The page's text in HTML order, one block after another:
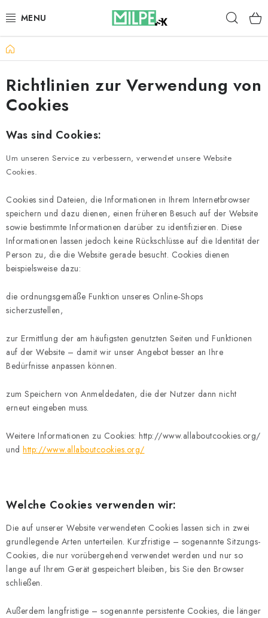
Inhalt
DACHFENSTER
DACHBODENTREPPE
HAUS UND GARTEN
BLOG
IMPRESSUM
Reklamationen und Rücksendungen
Richtlinien zur Verwendung von Cookies
Sitemap von Milpe.sk
Startseite
Richtlinien zur Verwendung von
Cookies
Was sind Cookies:
Um unseren Service zu verbessern, verwendet unsere Website
Cookies.
Cookies sind Dateien, die Informationen in Ihrem Internetbrowser
speichern und dazu dienen, einen früheren Besuch auf der Website
sowie bestimmte Informationen darüber zu identifizieren. Diese
Informationen lassen jedoch keine Rückschlüsse auf die Identität der
Person zu, die die Website gerade besucht. Cookies dienen
beispielsweise dazu:
die ordnungsgemäße Funktion unseres Online-Shops
sicherzustellen,
zur Ermittlung der am häufigsten genutzten Seiten und Funktionen
auf der Website – damit wir unser Angebot besser an Ihre
Bedürfnisse anpassen können.
zum Speichern von Anmeldedaten, die der Nutzer dann nicht
erneut eingeben muss.
Weitere Informationen zu Cookies: http://www.allaboutcookies.org/
und http://www.allaboutcookies.org/
Welche Cookies verwenden wir:
Die auf unserer Website verwendeten Cookies lassen sich in zwei
grundlegende Arten unterteilen. Kurzfristige – sogenannte Sitzungs-
Cookies, die nur vorübergehend verwendet werden und nur so
lange auf Ihrem Gerät gespeichert bleiben, bis Sie den Browser
schließen.
Außerdem langfristige – sogenannte persistente Cookies, die länger